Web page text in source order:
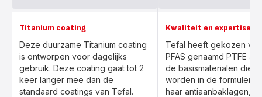
Titanium coating
Deze duurzame Titanium coating
is ontworpen voor dagelijks
gebruik. Deze coating gaat tot 2
keer langer mee dan de
standaard coatings van Tefal.
Kwaliteit en expertise
Tefal heeft gekozen
PFAS genaamd PTFE
de basismaterialen die
worden in de
haar antiaanbaklagen,